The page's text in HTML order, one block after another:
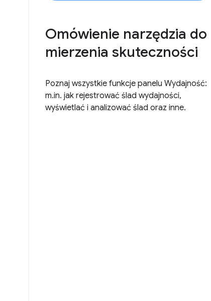
Omówienie narzędzia do
mierzenia skuteczności
Poznaj wszystkie funkcje panelu Wydajność:
m.in. jak rejestrować ślad wydajności,
wyświetlać i analizować ślad oraz inne.